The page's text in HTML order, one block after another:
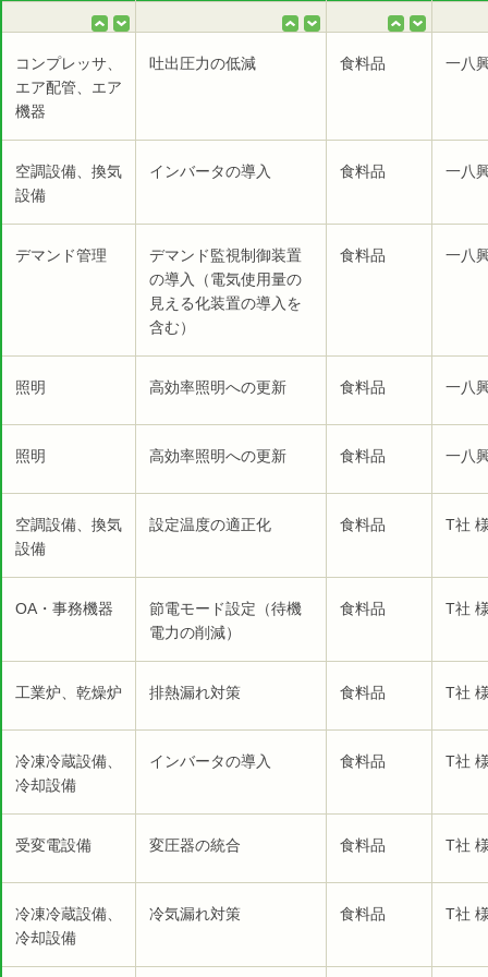
コンプレッサ、
エア配管、エア
機器
吐出圧力の低減 食料品 一八
空調設備、換気
設備
インバータの導入 食料品 一八
デマンド管理
デマンド監視制御装置
の導入（電気使用量の
見える化装置の導入を
含む）
食料品 一八
照明 高効率照明への更新 食料品 一八
照明 高効率照明への更新 食料品 一八
空調設備、換気
設備
設定温度の適正化 食料品 T社
OA・事務機器
節電モード設定（待機
電力の削減）
食料品 T社
工業炉、乾燥炉 排熱漏れ対策 食料品 T社
冷凍冷蔵設備、
冷却設備
インバータの導入 食料品 T社
受変電設備 変圧器の統合 食料品 T社
冷凍冷蔵設備、
冷却設備
冷気漏れ対策 食料品 T社